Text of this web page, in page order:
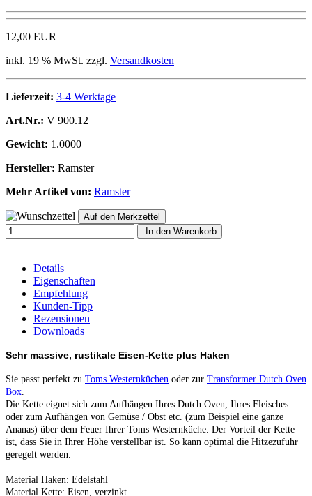
12,00 EUR
inkl. 19 % MwSt. zzgl. Versandkosten
Lieferzeit: 3-4 Werktage
Art.Nr.: V 900.12
Gewicht: 1.0000
Hersteller: Ramster
Mehr Artikel von: Ramster
In den Warenkorb
Details
Eigenschaften
Empfehlung
Kunden-Tipp
Rezensionen
Downloads
Sehr massive, rustikale Eisen-Kette plus Haken
Sie passt perfekt zu Toms Westernküchen oder zur Transformer Dutch Oven
Box
Die Kette eignet sich zum Aufhängen Ihres Dutch Oven, Ihres Fleisches
oder zum Aufhängen von Gemüse / Obst etc. (zum Beispiel eine ganze
Ananas) über dem Feuer Ihrer Toms Westernküche. Der Vorteil der Kette
ist, dass Sie in Ihrer Höhe verstellbar ist. So kann optimal die Hitzezufuhr
geregelt werden.
Material Haken: Edelstahl
Material Kette: Eisen, verzinkt